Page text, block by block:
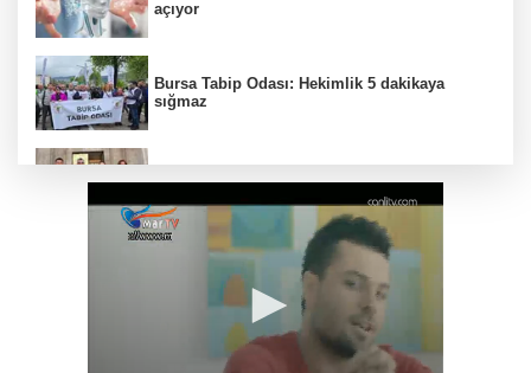
açıyor
Bursa Tabip Odası: Hekimlik 5 dakikaya
sığmaz
Hakkari'de JİHA destekli operasyonda 253
kilo esrar ele geçirildi
Keşan Kent Konseyi'nden muhtarlara nezaket